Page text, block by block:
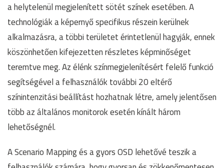
a helytelenül megjelenített sötét színek esetében. A
technológiák a képernyő specifikus részein kerülnek
alkalmazásra, a többi területet érintetlenül hagyják, ennek
köszönhetően kifejezetten részletes képminőséget
teremtve meg. Az élénk színmegjelenítésért felelő funkció
segítségével a felhasználók további 20 eltérő
színintenzitási beállítást hozhatnak létre, amely jelentősen
több az általános monitorok esetén kínált három
lehetőségnél.
A Scenario Mapping és a gyors OSD lehetővé teszik a